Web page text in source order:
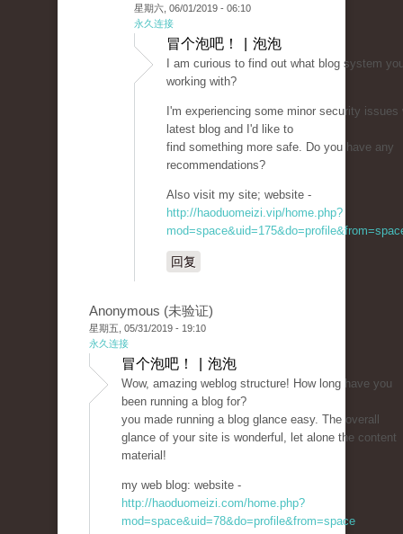
星期六, 06/01/2019 - 06:10
永久连接
冒个泡吧！ | 泡泡
I am curious to find out what blog system
working with?
I'm experiencing some minor security issues
latest blog and I'd like to
find something more safe. Do you have any
recommendations?
Also visit my site; website -
http://haoduomeizi.vip/home.php?
回复
Anonymous (未验证)
星期五, 05/31/2019 - 19:10
永久连接
冒个泡吧！ | 泡泡
Wow, amazing weblog structure! How long have you
been running a blog for?
you made running a blog glance easy. The overall
glance of your site is wonderful, let alone the content
material!
my web blog: website -
http://haoduomeizi.com/home.php?
mod=space&uid=78&do=profile&from=space